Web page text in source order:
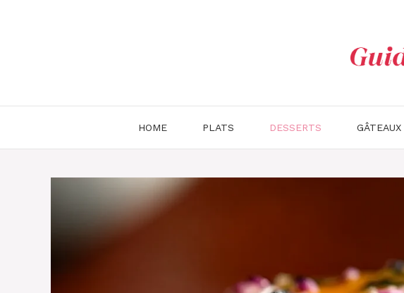
HOME PLATS DESSERTS GÂTEAUX